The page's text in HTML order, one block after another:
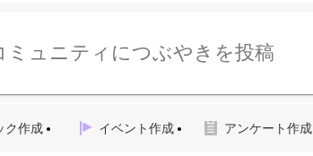
ミュニティにつぶやきを投稿
ク作成 イベント作成 アンケート作成